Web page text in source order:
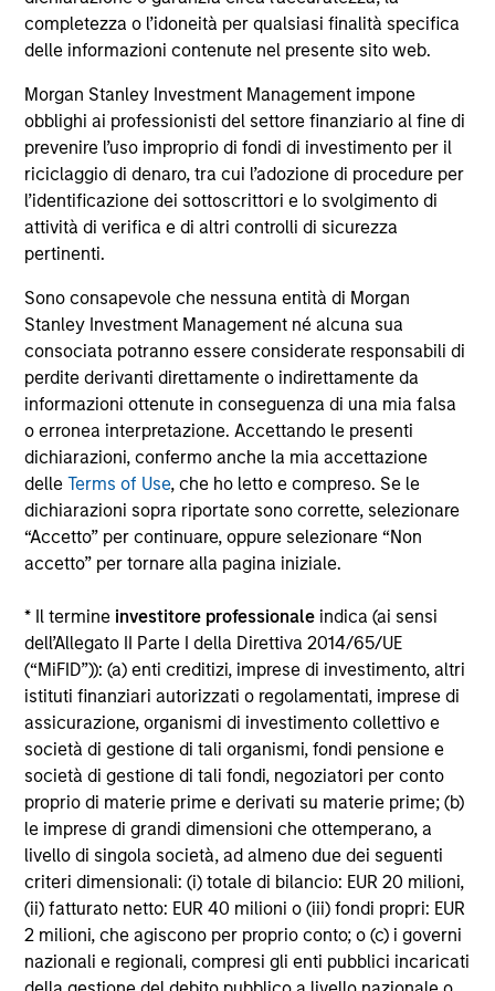
completezza o l’idoneità per qualsiasi finalità specifica
delle informazioni contenute nel presente sito web.
Morgan Stanley Investment Management impone
obblighi ai professionisti del settore finanziario al fine di
prevenire l’uso improprio di fondi di investimento per il
riciclaggio di denaro, tra cui l’adozione di procedure per
l’identificazione dei sottoscrittori e lo svolgimento di
attività di verifica e di altri controlli di sicurezza
pertinenti.
Sono consapevole che nessuna entità di Morgan
Stanley Investment Management né alcuna sua
consociata potranno essere considerate responsabili di
perdite derivanti direttamente o indirettamente da
informazioni ottenute in conseguenza di una mia falsa
o erronea interpretazione. Accettando le presenti
dichiarazioni, confermo anche la mia accettazione
delleTerms of Use, che ho letto e compreso. Se le
dichiarazioni sopra riportate sono corrette, selezionare
“Accetto” per continuare, oppure selezionare “Non
accetto” per tornare alla pagina iniziale.
* Il termine investitore professionale indica (ai sensi
dell’Allegato II Parte I della Direttiva 2014/65/UE
(“MiFID”)): (a) enti creditizi, imprese di investimento, altri
istituti finanziari autorizzati o regolamentati, imprese di
assicurazione, organismi di investimento collettivo e
società di gestione di tali organismi, fondi pensione e
società di gestione di tali fondi, negoziatori per conto
proprio di materie prime e derivati su materie prime; (b)
le imprese di grandi dimensioni che ottemperano, a
livello di singola società, ad almeno due dei seguenti
criteri dimensionali: (i) totale di bilancio: EUR 20 milioni,
(ii) fatturato netto: EUR 40 milioni o (iii) fondi propri: EUR
2 milioni, che agiscono per proprio conto; o (c) i governi
nazionali e regionali, compresi gli enti pubblici incaricati
all’emissione e al rimborso delle azioni. La fonte di tutti i
dati relativi alle performance e agli indici è Morgan Stanley
Investment Management Limited (“MSIM Ltd”).
Il valore degli investimenti e i proventi da essi derivanti
possono aumentare come diminuire e un investitore può
non
recuperare l'importo investito.
I dati di performance per i comparti con track record
inferiore a un anno non sono illustrati. Le performance sono
calcolate al netto delle commissioni. I dati di performance
da inizio anno non sono annualizzati. Le performance di
altre classi di azioni, se disponibili, potrebbero essere
diverse. Prima di investire si consiglia di valutare
attentamente gli obiettivi d’investimento, i rischi, le
commissioni e le spese del comparto.
Il ricorso alla leva aumenta i rischi: una variazione
relativamente contenuta nel valore di un investimento può
determinare una variazione molto più elevata, sia in senso
positivo che negativo, nel valore di quell’investimento e, di
conseguenza, nel valore del Comparto.
Alcuni documenti disponibili in questo sito possono
riguardare più comparti della gamma Morgan Stanley
Investment Funds. Si fa presente che non tutti i comparti
sono disponibili per le persone residenti nelle giurisdizioni
in cui tale distribuzione o disponibilità sia contraria alle
leggi o ai regolamenti locali.
Più alta è la categoria (1-7), maggiore è il potenziale di
rendimento, ma anche il rischio di perdere l’investimento.
La categoria 1 non indica un investimento privo di rischio. Si
rimanda al Documento contenente informazioni chiave per
gli investitori (KIID), nella sezione Risorse, per il rating di
rischio specifico per le classi di azioni e le avvertenze.
Il Morningstar Rating™,o “star rating” viene calcolato per i
prodotti gestiti (inclusi fondi comuni, sottoconti di rendite
variabili e polizze vita variabili, exchange-traded fund, fondi
chiusi e conti separati) con uno storico minimo di tre anni.
Gli exchange-traded fund e i fondi comuni aperti sono
considerati come un’unica categoria a fini comparativi. Il
rating viene calcolato sulla base di una misura del